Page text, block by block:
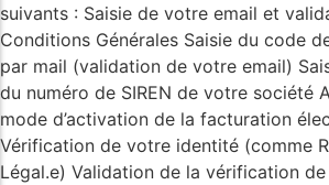
suivants : Saisie de votre email et
Conditions Générales Saisie du code
par mail (validation de votre email)
du numéro de SIREN de votre société
mode d’activation de la facturation
Vérification de votre identité (comme
Légal.e) Validation de la vérification